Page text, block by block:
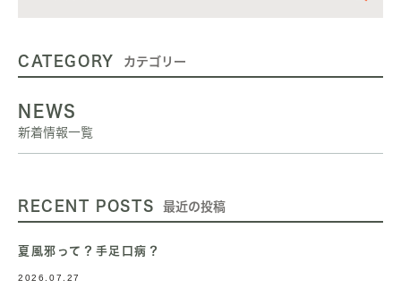
CATEGORY カテゴリー
NEWS
新着情報一覧
RECENT POSTS 最近の投稿
夏風邪って？手足口病？
2026.07.27